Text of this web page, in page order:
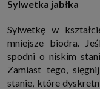
Sylwetka jabłka
Sylwetkę w
mniejsze biodra.
spodni o niskim
Zamiast tego,
stanie, które